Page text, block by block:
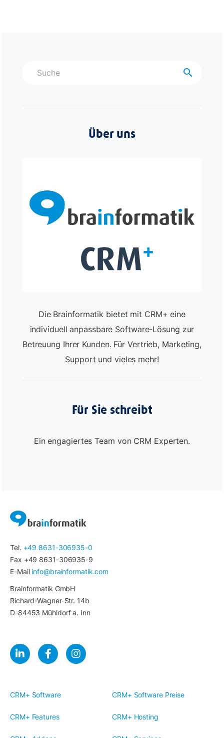
search
Über uns
Die Brainformatik bietet mit CRM+ eine
individuell anpassbare Software-Lösung zur
Betreuung Ihrer Kunden. Für Vertrieb, Marketing,
Support und vieles mehr!
Für Sie schreibt
Ein engagiertes Team von CRM Experten.
Tel. +49 8631-306935-0
Fax +49 8631-306935-9
E-Mail info@brainformatik.com
Brainformatik GmbH
Richard-Wagner-Str. 14b
D-84453 Mühldorf a. Inn
CRM+ Software CRM+ Software Preise
CRM+ Features CRM+ Hosting